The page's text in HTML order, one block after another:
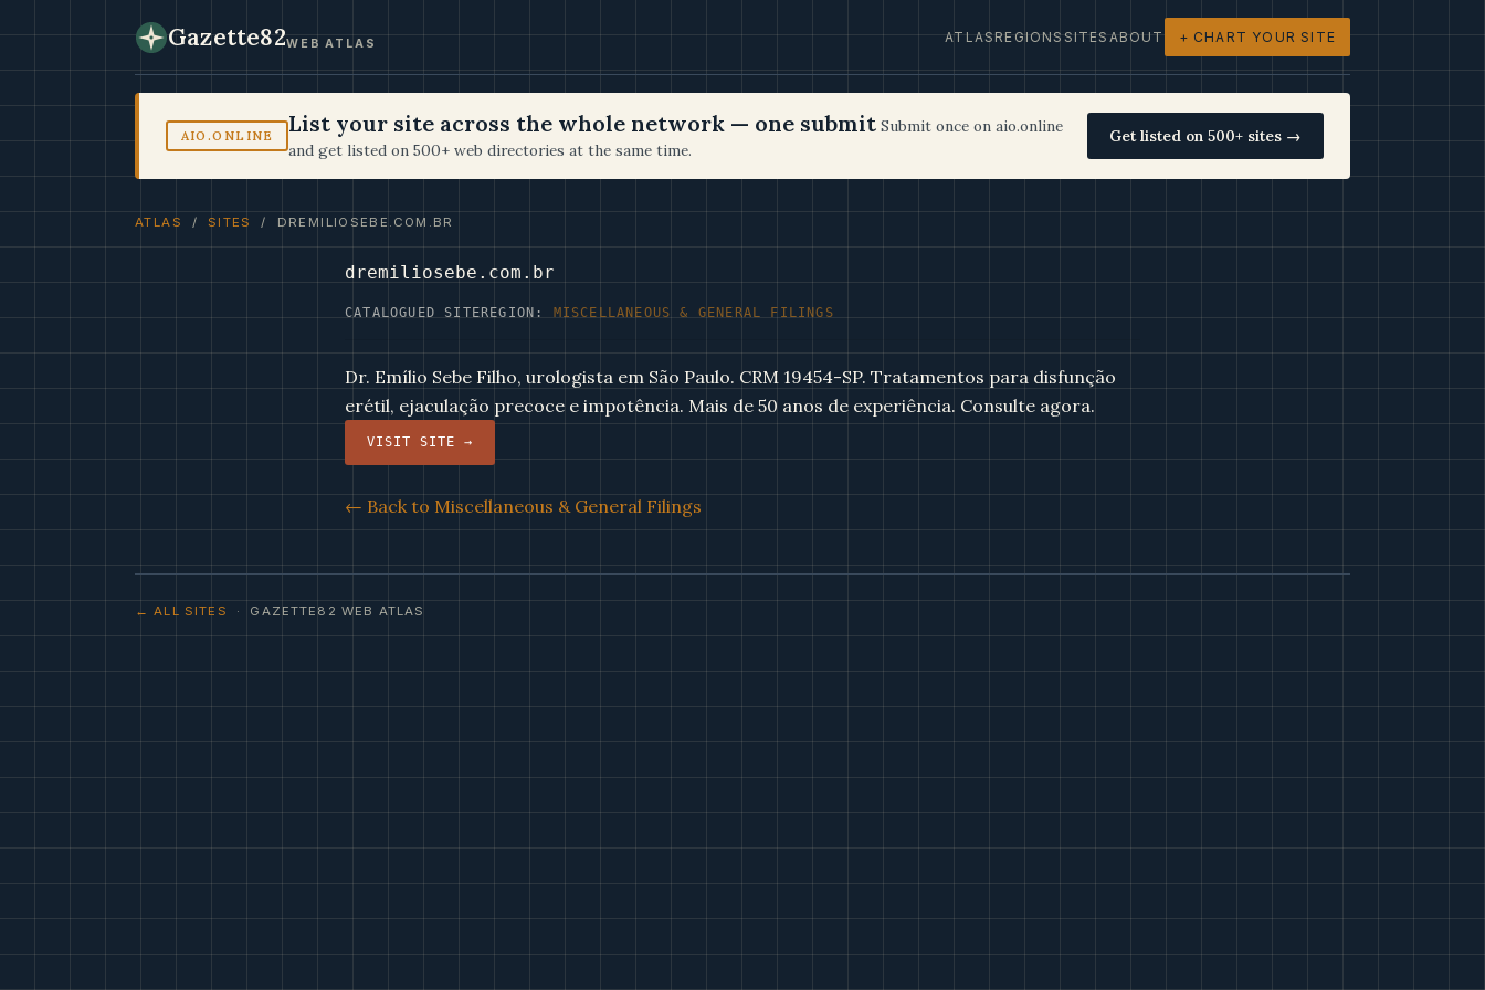
Gazette82WEB ATLAS ATLASREGIONSSITESABOUT + CHART YOUR SITE
AIO.ONLINE List your site across the whole network — one submit Submit once on aio.online
and get listed on 500+ web directories at the same time.
Get listed on 500+ sites →
ATLAS / SITES / DREMILIOSEBE.COM.BR
dremiliosebe.com.br
CATALOGUED SITE REGION: MISCELLANEOUS & GENERAL FILINGS
Dr. Emílio Sebe Filho, urologista em São Paulo. CRM 19454-SP. Tratamentos para disfunção
erétil, ejaculação precoce e impotência. Mais de 50 anos de experiência. Consulte agora.
VISIT SITE →
← Back to Miscellaneous & General Filings
← ALL SITES · GAZETTE82 WEB ATLAS